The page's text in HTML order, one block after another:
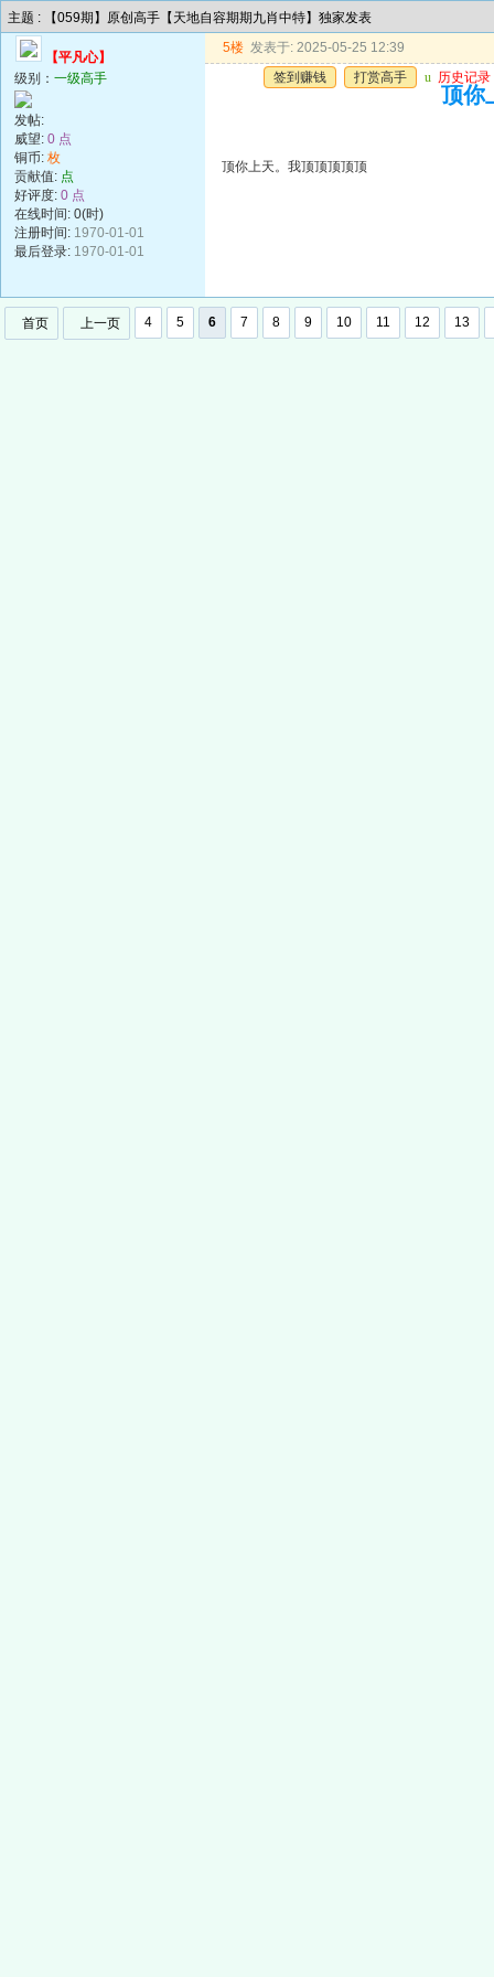
主题 : 【059期】原创高手【天地自容期期九肖中特】独家发表
【平凡心】
级别： 一级高手
发帖:
威望: 0 点
铜币: 枚
贡献值: 点
好评度: 0 点
在线时间: 0(时)
注册时间: 1970-01-01
最后登录: 1970-01-01
5楼 发表于: 2025-05-25 12:39
签到赚钱
打赏高手 u 历史记录
顶你
顶你上天。我顶顶顶顶顶
首页 上一页 4 5 6 7 8 9 10 11 12 13